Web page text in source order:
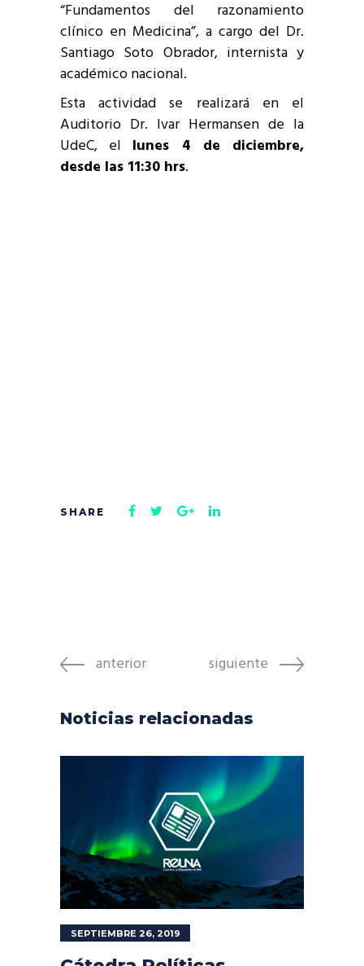
“Fundamentos del razonamiento
clínico en Medicina”, a cargo del Dr.
Santiago Soto Obrador, internista y
académico nacional.
Esta actividad se realizará en el
Auditorio Dr. Ivar Hermansen de la
UdeC, el lunes 4 de diciembre,
desde las 11:30 hrs.
anterior siguiente
Noticias relacionadas
SEPTIEMBRE 26, 2019